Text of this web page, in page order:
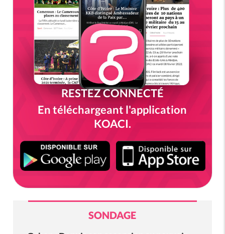
RESTEZ CONNECTÉ
En téléchargeant l'application
KOACI.
SONDAGE